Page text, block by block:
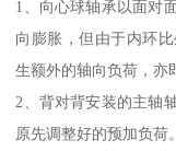
1、向心球轴承以面对
向膨胀，但由于内环
生额外的轴向负荷，亦
2、背对背安装的主轴
原先调整好的预加负荷。